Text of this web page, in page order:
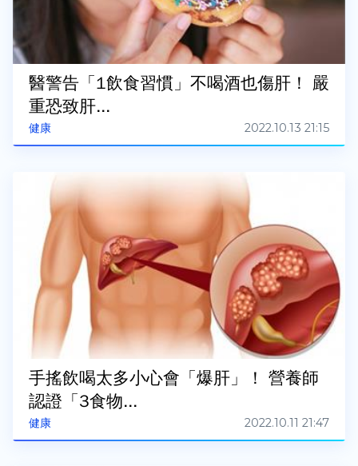
健康
醫警告「1飲食習慣」不喝酒也傷肝！ 嚴
重恐致肝...
2022.10.13 21:15
健康
手搖飲喝太多小心會「爆肝」！ 營養師
認證「3食物...
2022.10.11 21:47